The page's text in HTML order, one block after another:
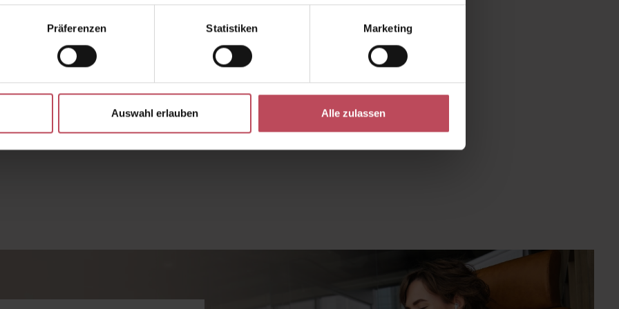
Präferenzen Statistiken Marketing
Auswahl erlauben Alle zulassen
in der Hautpflege gehören die Vitamine E, C und vor allem A1 - Retinol. Auf